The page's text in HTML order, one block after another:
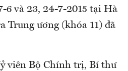
6 và 23, 24-7-2015 tại Hà
Trung ương (khóa 11) đã
viên Bộ Chính trị, Bí thư